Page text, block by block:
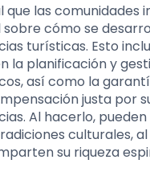
que las comunidades
cómo se
turísticas. Esto
la planificación y
así como la
justa por
Al hacerlo,
culturales,
su riqueza